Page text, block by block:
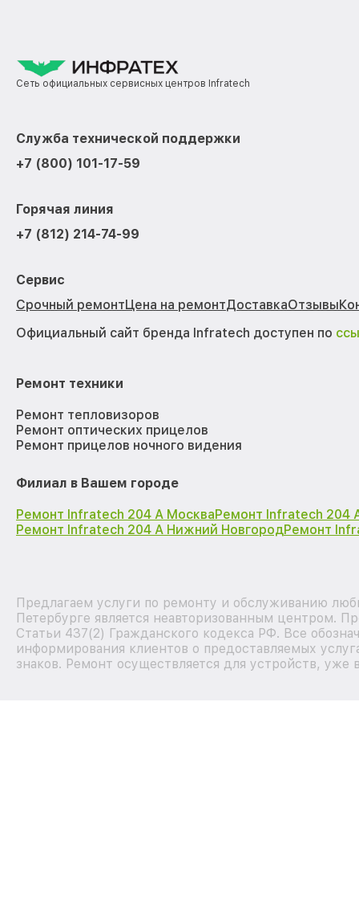
Сеть официальных сервисных центров Infratech
Служба технической поддержки
+7 (800) 101-17-59
Горячая линия
+7 (812) 214-74-99
Сервис
Срочный ремонтЦена на ремонтДоставкаОтзывы
Официальный сайт бренда Infratech доступен по
Ремонт техники
Ремонт тепловизоров
Ремонт оптических прицелов
Ремонт прицелов ночного видения
Филиал в Вашем городе
Ремонт Infratech 204 А МоскваРемонт Infratech 204
Ремонт Infratech 204 А Нижний НовгородРемонт
Предлагаем услуги по ремонту и обслуживанию
Петербурге является неавторизованным центром.
Статьи 437(2) Гражданского кодекса РФ. Все
информирования клиентов о предоставляемых
знаков. Ремонт осуществляется для устройств,